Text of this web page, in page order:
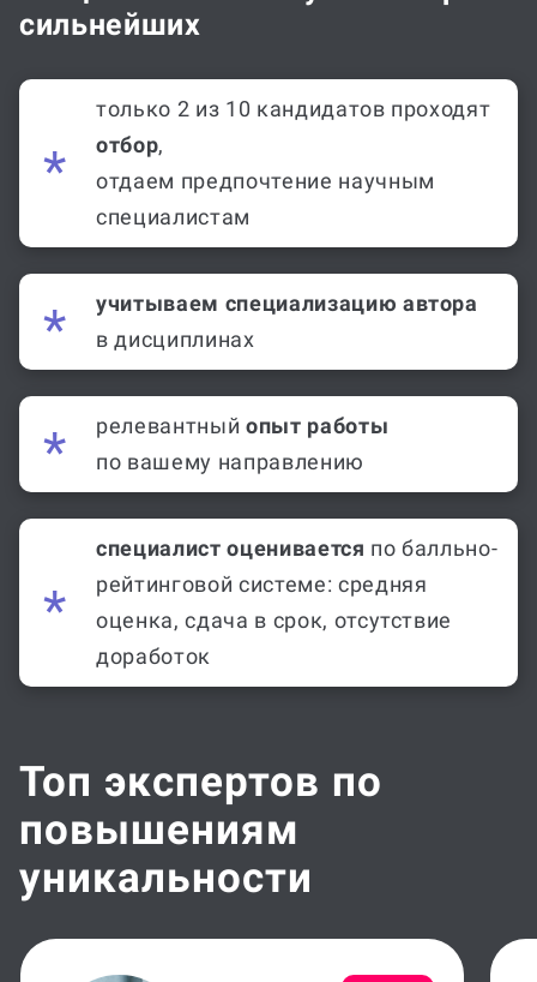
сильнейших
только 2 из 10 кандидатов проходят
отбор,
отдаем предпочтение научным
специалистам
учитываем специализацию автора
в дисциплинах
релевантный опыт работы
по вашему направлению
специалист оценивается по балльно-
рейтинговой системе: средняя
оценка, сдача в срок, отсутствие
доработок
Топ экспертов по
повышениям
уникальности